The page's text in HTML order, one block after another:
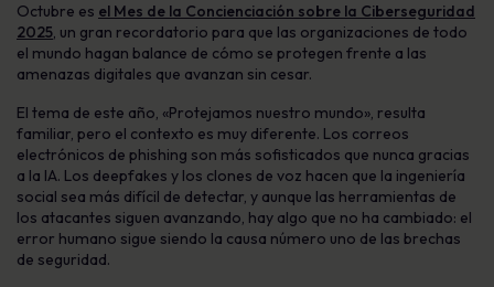
Octubre es el Mes de la Concienciación sobre la Ciberseguridad
2025, un gran recordatorio para que las organizaciones de todo
el mundo hagan balance de cómo se protegen frente a las
amenazas digitales que avanzan sin cesar.
El tema de este año, «Protejamos nuestro mundo», resulta
familiar, pero el contexto es muy diferente. Los correos
electrónicos de phishing son más sofisticados que nunca gracias
a la IA. Los deepfakes y los clones de voz hacen que la ingeniería
social sea más difícil de detectar, y aunque las herramientas de
los atacantes siguen avanzando, hay algo que no ha cambiado: el
error humano sigue siendo la causa número uno de las brechas
de seguridad.